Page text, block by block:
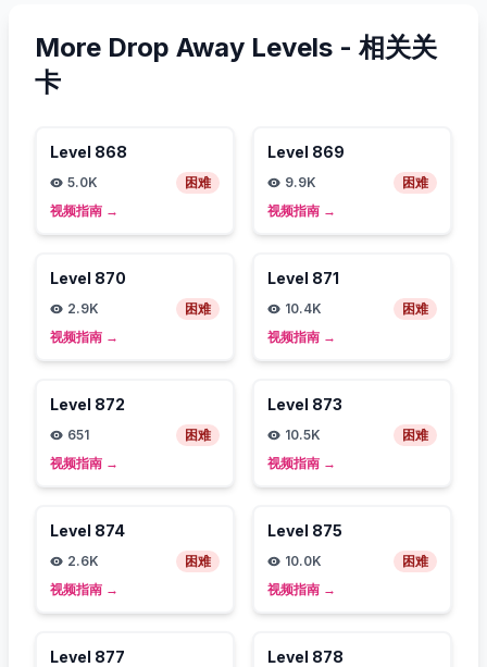
More Drop Away Levels - 相关关
卡
Level 868
5.0K
困难
视频指南 →
Level 869
9.9K
困难
视频指南 →
Level 870
2.9K
困难
视频指南 →
Level 871
10.4K
困难
视频指南 →
Level 872
651
困难
视频指南 →
Level 873
10.5K
困难
视频指南 →
Level 874
2.6K
困难
视频指南 →
Level 875
10.0K
困难
视频指南 →
Level 877 Level 878